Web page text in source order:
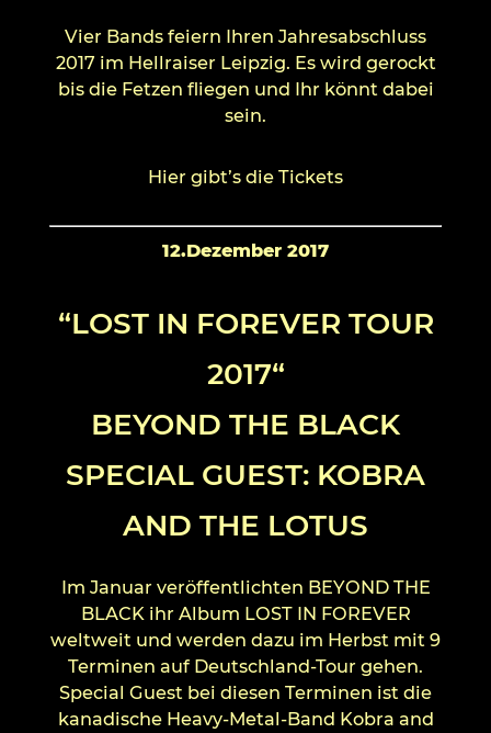
Vier Bands feiern Ihren Jahresabschluss
2017 im Hellraiser Leipzig. Es wird gerockt
bis die Fetzen fliegen und Ihr könnt dabei
sein.
Hier gibt’s die Tickets
12.Dezember 2017
“LOST IN FOREVER TOUR
2017“
BEYOND THE BLACK
SPECIAL GUEST: KOBRA
AND THE LOTUS
Im Januar veröffentlichten BEYOND THE
BLACK ihr Album LOST IN FOREVER
weltweit und werden dazu im Herbst mit 9
Terminen auf Deutschland-Tour gehen.
Special Guest bei diesen Terminen ist die
kanadische Heavy-Metal-Band Kobra and